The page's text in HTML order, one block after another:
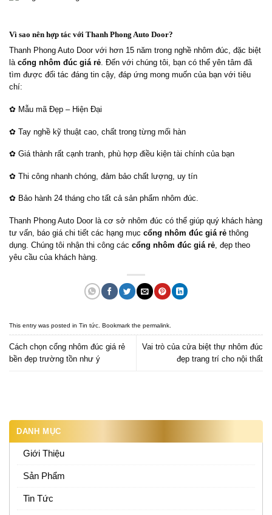
DANH MỤC
Giới Thiệu
Sản Phẩm
Tin Tức
Vì sao nên hợp tác với Thanh Phong Auto Door?
Thanh Phong Auto Door với hơn 15 năm trong nghề nhôm đúc, đặc biệt
làcổng nhôm đúc giá rẻ. Đến với chúng tôi, bạn có thể yên tâm đã
tìm được đối tác đáng tin cậy, đáp ứng mong muốn của bạn với tiêu
chí:
✿ Mẫu mã Đẹp – Hiện Đại
✿ Tay nghề kỹ thuật cao, chất trong từng mối hàn
✿ Giá thành rất cạnh tranh, phù hợp điều kiện tài chính của bạn
✿ Thi công nhanh chóng, đảm bảo chất lượng, uy tín
✿ Bảo hành 24 tháng cho tất cả sản phẩm nhôm đúc.
Thanh Phong Auto Door là cơ sở nhôm đúc có thể giúp quý khách hàng
tư vấn, báo giá chi tiết các hạng mục cổng nhôm đúc giá rẻ thông
dụng. Chúng tôi nhận thi công các cổng nhôm đúc giá rẻ, đẹp theo
yêu cầu của khách hàng.
This entry was posted in Tin tức. Bookmark the permalink.
Cách chọn cổng nhôm đúc giá rẻ
bền đẹp trường tồn như ý
Vai trò của cửa biệt thự nhôm đúc
đẹp trang trí cho nội thất